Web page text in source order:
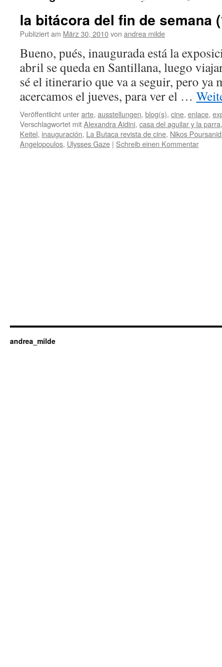
la bitácora del fin de semana
Publiziert am März 30, 2010von andrea milde
Bueno, pués, inaugurada está la
abril se queda en Santillana, luego
sé el itinerario que va a seguir, pero ya
acercamos el jueves, para ver el …
Veröffentlicht unterarte, ausstellungen, blog(s), cine, enlace,
Verschlagwortet mitAlexandra Aidini, casa del aguilar y la parra
Keitel, inauguración, La Butaca revista de cine, Nikos
Angelopoulos, Ulysses Gaze | Schreib einen Kommentar
andrea_milde